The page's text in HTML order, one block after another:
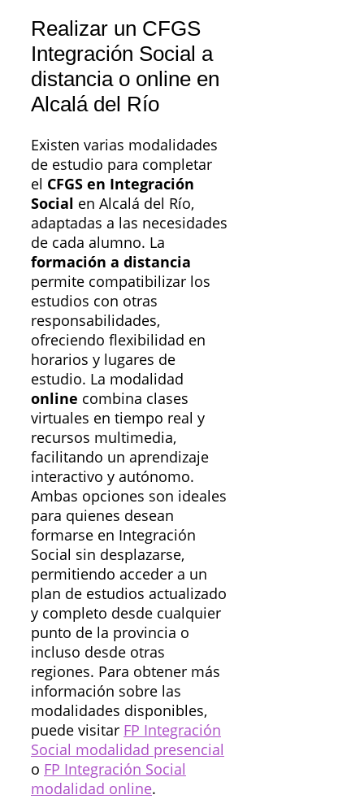
Realizar un CFGS
Integración Social a
distancia o online en
Alcalá del Río
Existen varias modalidades
de estudio para completar
el CFGS en Integración
Social en Alcalá del Río,
adaptadas a las necesidades
de cada alumno. La
formación a distancia
permite compatibilizar los
estudios con otras
responsabilidades,
ofreciendo flexibilidad en
horarios y lugares de
estudio. La modalidad
online combina clases
virtuales en tiempo real y
recursos multimedia,
facilitando un aprendizaje
interactivo y autónomo.
Ambas opciones son ideales
para quienes desean
formarse en Integración
Social sin desplazarse,
permitiendo acceder a un
plan de estudios actualizado
y completo desde cualquier
punto de la provincia o
incluso desde otras
regiones. Para obtener más
información sobre las
modalidades disponibles,
puede visitar FP Integración
Social modalidad presencial
o FP Integración Social
modalidad online.